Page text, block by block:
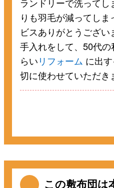
りも羽毛が減ってし
ビスありがとうござい
手入れをして、50代の
らいリフォーム に出
切に使わせていただき
この敷布団は